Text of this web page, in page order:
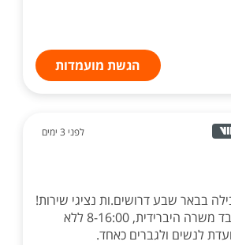
הגשת מועמדות
לפני 3 ימים
בבאר שבע דרושים.ות נציגי שירות!
שיחות נכנסות בלבד משרה היברידית, 8-16:00 ללא
לנשים ולגברים כאחד.